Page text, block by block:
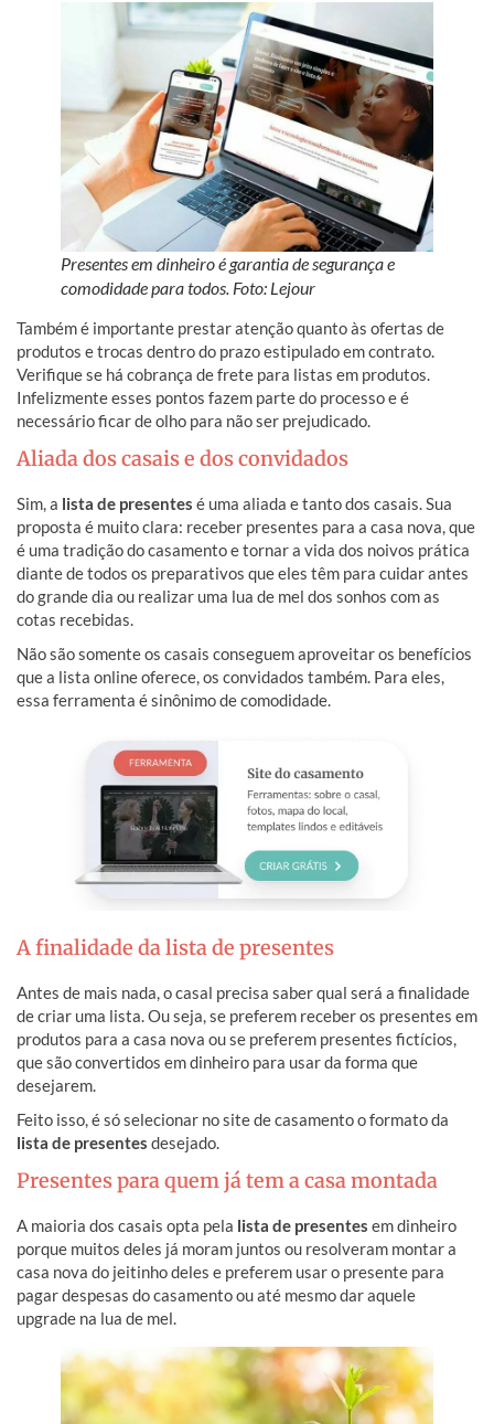
Presentes em dinheiro é garantia de segurança e
comodidade para todos. Foto: Lejour
Também é importante prestar atenção quanto às ofertas de
produtos e trocas dentro do prazo estipulado em contrato.
Verifique se há cobrança de frete para listas em produtos.
Infelizmente esses pontos fazem parte do processo e é
necessário ficar de olho para não ser prejudicado.
Aliada dos casais e dos convidados
Sim, a lista de presentes é uma aliada e tanto dos casais. Sua
proposta é muito clara: receber presentes para a casa nova, que
é uma tradição do casamento e tornar a vida dos noivos prática
diante de todos os preparativos que eles têm para cuidar antes
do grande dia ou realizar uma lua de mel dos sonhos com as
cotas recebidas.
Não são somente os casais conseguem aproveitar os benefícios
que a lista online oferece, os convidados também. Para eles,
essa ferramenta é sinônimo de comodidade.
A finalidade da lista de presentes
Antes de mais nada, o casal precisa saber qual será a finalidade
de criar uma lista. Ou seja, se preferem receber os presentes em
produtos para a casa nova ou se preferem presentes fictícios,
que são convertidos em dinheiro para usar da forma que
desejarem.
Feito isso, é só selecionar no site de casamento o formato da
lista de presentes desejado.
Presentes para quem já tem a casa montada
A maioria dos casais opta pela lista de presentes em dinheiro
porque muitos deles já moram juntos ou resolveram montar a
casa nova do jeitinho deles e preferem usar o presente para
pagar despesas do casamento ou até mesmo dar aquele
upgrade na lua de mel.